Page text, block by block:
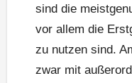
sind die
vor allem die
zu nutzen sind.
zwar mit